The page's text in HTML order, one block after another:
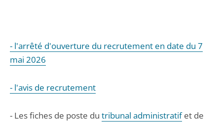
- l'arrêté d'ouverture du recrutement en date du 7
mai 2026
- l'avis de recrutement
- Les fiches de poste du tribunal administratifet de